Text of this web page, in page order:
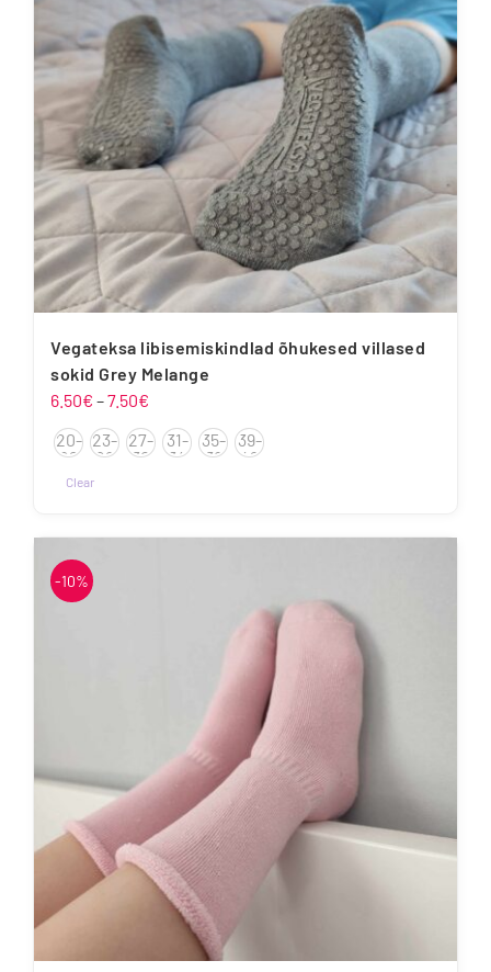
teha
tootelehel.
Vegateksa libisemiskindlad õhukesed villased
sokid Grey Melange
6.50€ –7.50€
6.50€
kuni
20-
22
23-
26
27-
30
31-
34
35-
38
39-
42
Clear
tootel
on
mitu
-10%